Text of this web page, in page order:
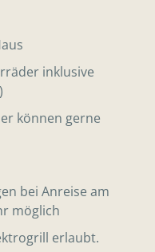
inklusive
können gerne
bei Anreise am
möglich
erlaubt.